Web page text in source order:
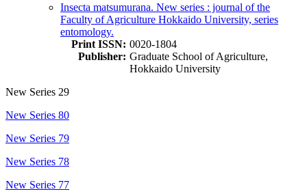
Insecta matsumurana. New series : journal of the
Faculty of Agriculture Hokkaido University, series
entomology.
Print ISSN: 0020-1804
Publisher: Graduate School of Agriculture,
Hokkaido University
New Series 29
New Series 80
New Series 79
New Series 78
New Series 77